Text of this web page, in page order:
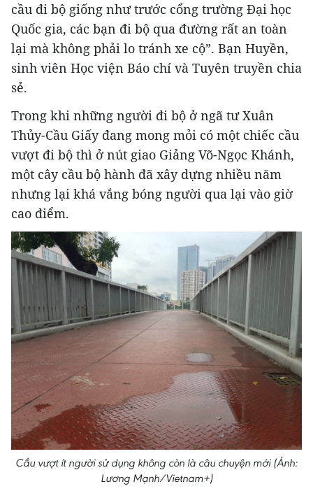
cầu đi bộ giống như trước cổng trường Đại học
Quốc gia, các bạn đi bộ qua đường rất an toàn
lại mà không phải lo tránh xe cộ”. Bạn Huyền,
sinh viên Học viện Báo chí và Tuyên truyền chia
sẻ.
Trong khi những người đi bộ ở ngã tư Xuân
Thủy-Cầu Giấy đang mong mỏi có một chiếc cầu
vượt đi bộ thì ở nút giao Giảng Võ-Ngọc Khánh,
một cây cầu bộ hành đã xây dựng nhiều năm
nhưng lại khá vắng bóng người qua lại vào giờ
cao điểm.
Cầu vượt ít người sử dụng không còn là câu chuyện mới (Ảnh:
Lương Mạnh/Vietnam+)